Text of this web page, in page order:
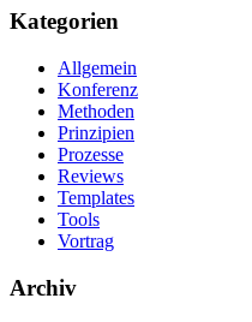
Kategorien
Allgemein
Konferenz
Methoden
Prinzipien
Prozesse
Reviews
Templates
Tools
Vortrag
Archiv